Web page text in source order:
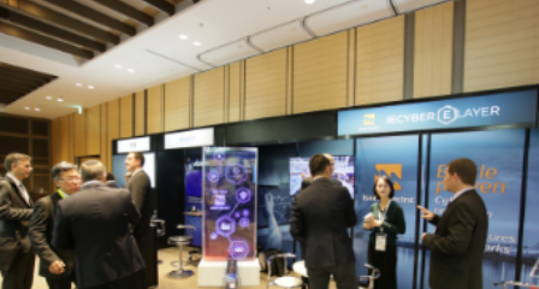
テ
ン
ツ
に
移
動
ビ
ゲ
ー
シ
ョ
ン